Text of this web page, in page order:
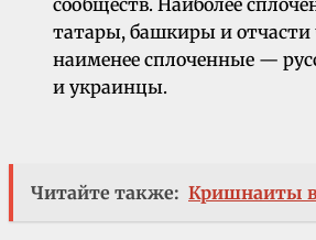
сообществ. Наиболее
татары, башкиры и отчасти
наименее сплоченные —
и украинцы.
Читайте также: Кришнаиты